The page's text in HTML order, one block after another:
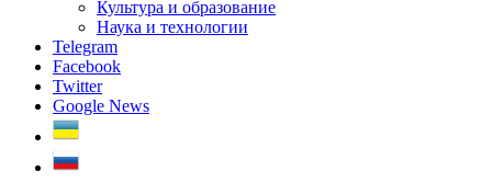
Культура и образование
Наука и технологии
Telegram
Facebook
Twitter
Google News